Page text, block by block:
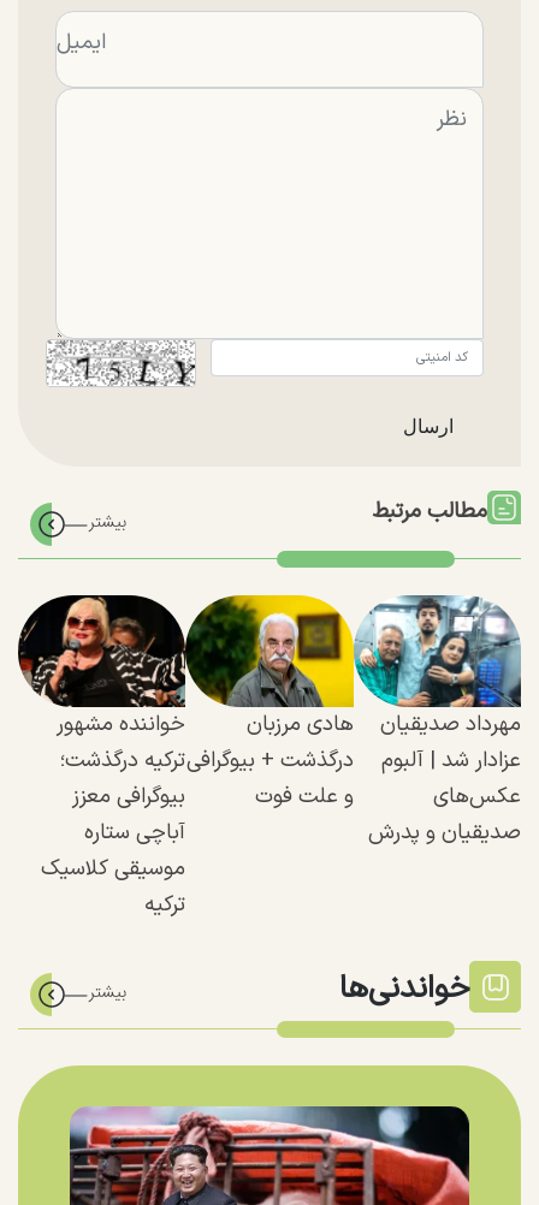
مطالب مرتبط
مهرداد صدیقیان
عزادار شد | آلبوم
عکس‌های
صدیقیان و پدرش
هادی مرزبان
درگذشت + بیوگرافی
و علت فوت
خواننده مشهور
ترکیه درگذشت؛
بیوگرافی معزز
آباچی ستاره
موسیقی کلاسیک
ترکیه
خواندنی‌ها